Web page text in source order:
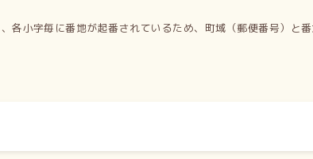
各小字毎に番地が起番されているため、町域（郵便番号）と